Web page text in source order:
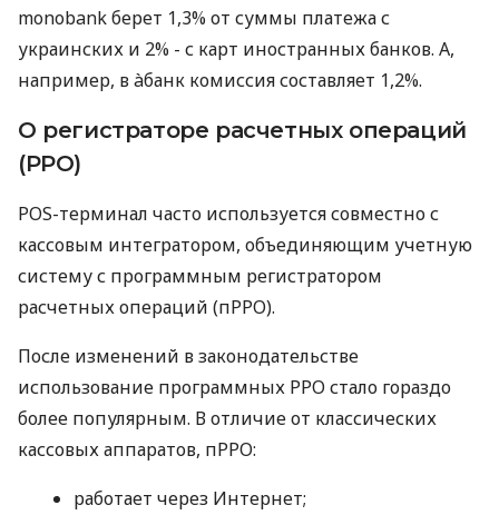
monobank берет 1,3% от суммы платежа с
украинских и 2% - с карт иностранных банков. А,
например, в àбанк комиссия составляет 1,2%.
О регистраторе расчетных операций
(РРО)
POS-терминал часто используется совместно с
кассовым интегратором, объединяющим учетную
систему с программным регистратором
расчетных операций (пРРО).
После изменений в законодательстве
использование программных РРО стало гораздо
более популярным. В отличие от классических
кассовых аппаратов, пРРО:
работает через Интернет;